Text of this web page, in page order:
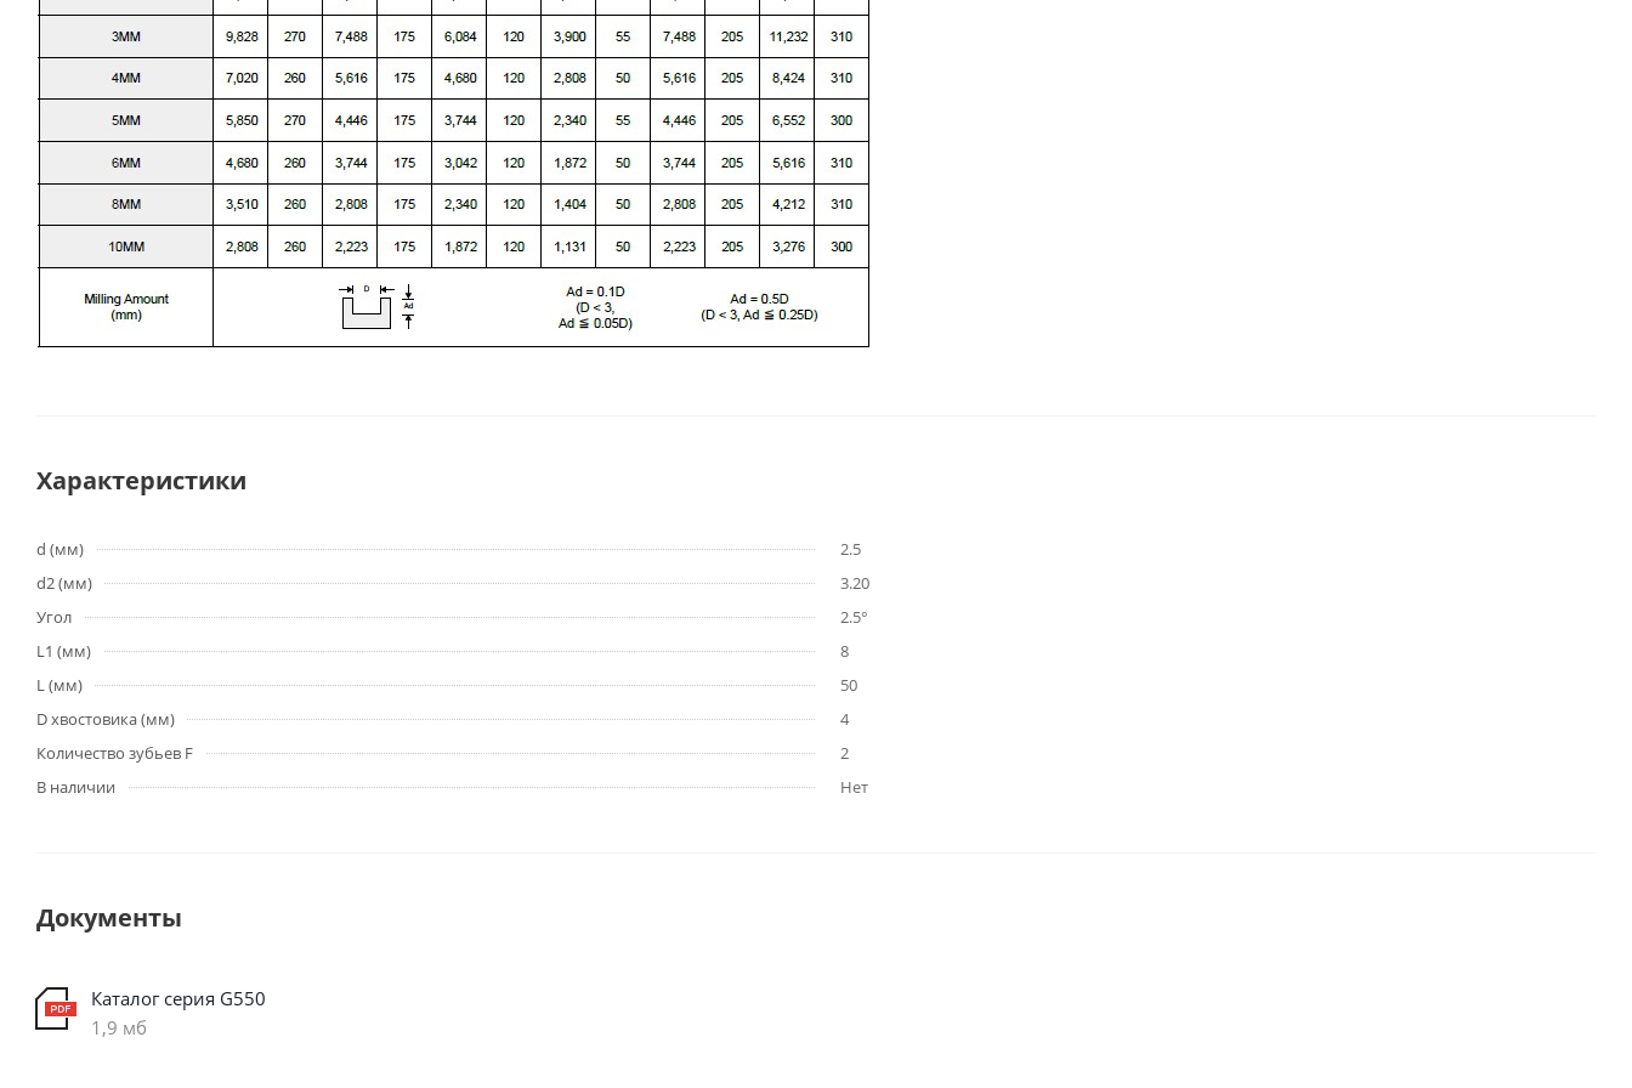
Характеристики
d (мм)
2.5
d2 (мм)
3.20
Угол
2.5°
L1 (мм)
8
L (мм)
50
D хвостовика (мм)
4
Количество зубьев F
2
В наличии
Нет
Документы
Каталог серия G550
1,9 мб